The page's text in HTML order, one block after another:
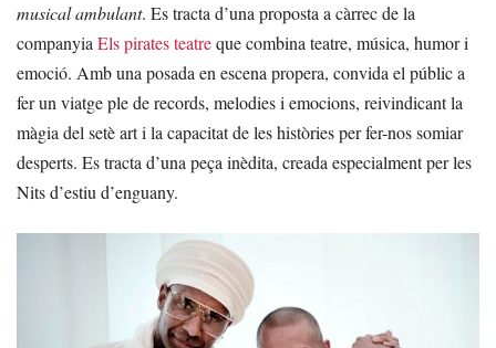
musical ambulant. Es tracta d’una proposta a càrrec de la
companyiaEls pirates teatreque combina teatre, música, humor i
emoció. Amb una posada en escena propera, convida el públic a
fer un viatge ple de records, melodies i emocions, reivindicant la
màgia del setè art i la capacitat de les històries per fer-nos somiar
desperts. Es tracta d’una peça inèdita, creada especialment per les
Nits d’estiu d’enguany.